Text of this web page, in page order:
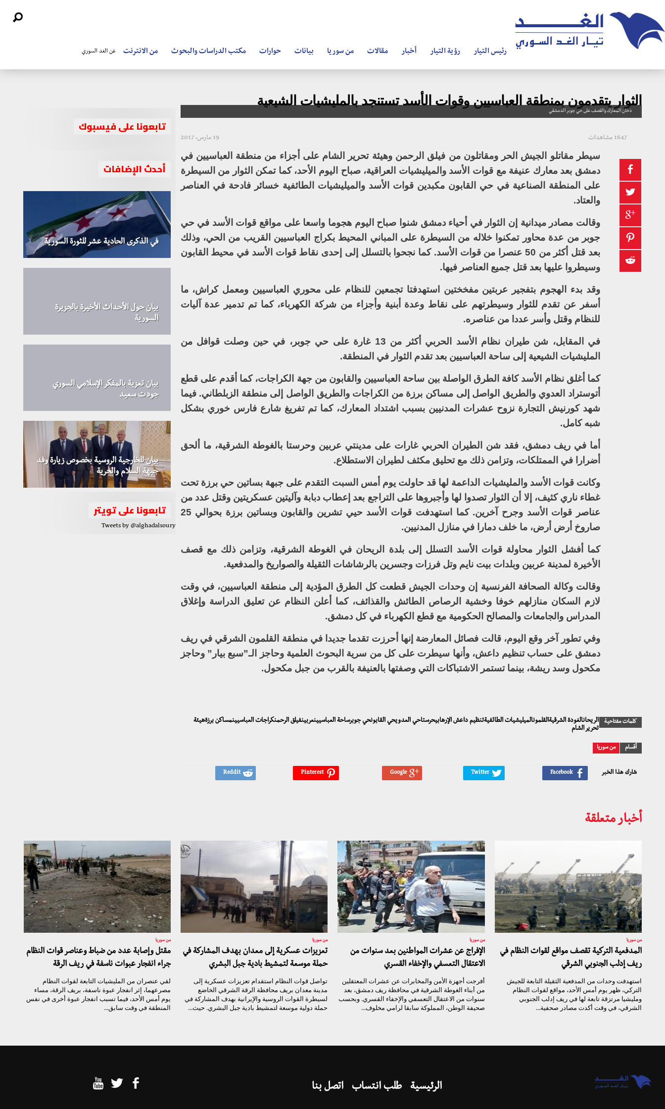
رئيس التيار رؤية التيار أخبار مقالات من سوريا بيانات حوارات مكتب الدراسات والبحوث من الانترنت عن الغد السوري
الثوار يتقدمون بمنطقة العباسيين وقوات الأسد تستنجد بالمليشيات الشيعية
دخان المعارك والقصف على حي جوبر الدمشقي
19 مارس، 2017 1647 مشاهدات
سيطر مقاتلو الجيش الحر ومقاتلون من فيلق الرحمن وهيئة تحرير الشام على أجزاء من منطقة العباسيين في
دمشق بعد معارك عنيفة مع قوات الأسد والميليشيات العراقية، صباح اليوم الأحد، كما تمكن الثوار من السيطرة
على المنطقة الصناعية في حي القابون مكبدين قوات الأسد والميليشيات الطائفية خسائر فادحة في العناصر
والعتاد.
وقالت مصادر ميدانية إن الثوار في أحياء دمشق شنوا صباح اليوم هجوما واسعا على مواقع قوات الأسد في حي
جوبر من عدة محاور تمكنوا خلاله من السيطرة على المباني المحيط بكراج العباسيين القريب من الحي، وذلك
بعد قتل أكثر من 50 عنصرا من قوات الأسد. كما نجحوا بالتسلل إلى إحدى نقاط قوات الأسد في محيط القابون
وسيطروا عليها بعد قتل جميع العناصر فيها.
وقد بدء الهجوم بتفجير عربتين مفخختين استهدفتا تجمعين للنظام على محوري العباسيين ومعمل كراش، ما
أسفر عن تقدم للثوار وسيطرتهم على نقاط وعدة أبنية وأجزاء من شركة الكهرباء، كما تم تدمير عدة آليات
للنظام وقتل وأسر عددا من عناصره.
في المقابل، شن طيران نظام الأسد الحربي أكثر من 13 غارة على حي جوبر، في حين وصلت قوافل من
المليشيات الشيعية إلى ساحة العباسيين بعد تقدم الثوار في المنطقة.
كما أغلق نظام الأسد كافة الطرق الواصلة بين ساحة العباسيين والقابون من جهة الكراجات، كما أقدم على قطع
أتوستراد العدوي والطريق الواصل إلى مساكن برزة من الكراجات والطريق الواصل إلى منطقة الزبلطاني. فيما
شهد كورنيش التجارة نزوح عشرات المدنيين بسبب اشتداد المعارك، كما تم تفريغ شارع فارس خوري بشكل
شبه كامل.
أما في ريف دمشق، فقد شن الطيران الحربي غارات على مدينتي عربين وحرستا بالغوطة الشرقية، ما ألحق
أضرارا في الممتلكات، وتزامن ذلك مع تحليق مكثف لطيران الاستطلاع.
وكانت قوات الأسد والمليشيات الداعمة لها قد حاولت يوم أمس السبت التقدم على جبهة بساتين حي برزة تحت
غطاء ناري كثيف، إلا أن الثوار تصدوا لها وأجبروها على التراجع بعد إعطاب دبابة وآليتين عسكريتين وقتل عدد من
عناصر قوات الأسد وجرح آخرين. كما استهدفت قوات الأسد حيي تشرين والقابون وبساتين برزة بحوالي 25
صاروخ أرض أرض، ما خلف دمارا في منازل المدنيين.
كما أفشل الثوار محاولة قوات الأسد التسلل إلى بلدة الريحان في الغوطة الشرقية، وتزامن ذلك مع قصف
الأخيرة لمدينة عربين وبلدات بيت نايم وتل فرزات وجسرين بالرشاشات الثقيلة والصواريخ والمدفعية.
وقالت وكالة الصحافة الفرنسية إن وحدات الجيش قطعت كل الطرق المؤدية إلى منطقة العباسيين، في وقت
لازم السكان منازلهم خوفا وخشية الرصاص الطائش والقذائف، كما أعلن النظام عن تعليق الدراسة وإغلاق
المدراس والجامعات والمصالح الحكومية مع قطع الكهرباء في كل دمشق.
وفي تطور آخر وقع اليوم، قالت فصائل المعارضة إنها أحرزت تقدما جديدا في منطقة القلمون الشرقي في ريف
دمشق على حساب تنظيم داعش، وأنها سيطرت على كل من سرية البحوث العلمية وحاجز الـ”سبع بيار” وحاجز
مكحول وسد ريشة، بينما تستمر الاشتباكات التي وصفتها بالعنيفة بالقرب من جبل مكحول.
كلمات مفتاحية
الريحانالغودة الشرقيةالقلمونالميليشيات الطائفيةتنظيم داعش الإرهابيحرستاحي العدويحي القابونحي جوبرساحة العباسيينعربينفيلق الرحمنكراجات العباسيينمساكن برزةهيئة
تحرير الشام
أقسام من سوريا
شارك هذا الخبر
تابعونا على فيسبوك
أحدث الإضافات
في الذكرى الحادية عشر للثورة السورية
بيان حول الأحداث الأخيرة بالجزيرة
السورية
بيان تعزية بالمفكر الإسلامي السوري
جودت سعيد
بيان للخارجية الروسية بخصوص زيارة وفد
جبهة السلام والحرية
تابعونا على تويتر
Tweets by @alghadalsoury
أخبار متعلقة
من سوريا
المدفعية التركية تقصف مواقع لقوات النظام في
ريف إدلب الجنوبي الشرقي
استهدفت وحدات من المدفعية الثقيلة التابعة للجيش
التركي، ظهر يوم أمس الأحد، مواقع لقوات النظام
ومليشيا مرتزقة تابعة لها في ريف إدلب الجنوبي
الشرقي، في وقت أكدت مصادر صحفية...
من سوريا
الإفراج عن عشرات المواطنين بعد سنوات من
الاعتقال التعسفي والإخفاء القسري
أفرجت أجهزة الأمن والمخابرات عن عشرات المعتقلين
من أبناء الغوطة الشرقية في محافظة ريف دمشق، بعد
سنوات من الاعتقال التعسفي والإخفاء القسري. وبحسب
صحيفة الوطن، المملوكة سابقا لرامي مخلوف...
من سوريا
تعزيزات عسكرية إلى معدان بهدف المشاركة في
حملة موسعة لتمشيط بادية جبل البشري
تواصل قوات النظام استقدام تعزيزات عسكرية إلى
مدينة معدان بريف محافظة الرقة الشرقي الخاضع
لسيطرة القوات الروسية والإيرانية بهدف المشاركة في
حملة دولية موسعة لتمشيط بادية جبل البشري. حيث...
من سوريا
مقتل وإصابة عدد من ضباط وعناصر قوات النظام
جراء انفجار عبوات ناسفة في ريف الرقة
لقي عنصران من المليشيات التابعة لقوات النظام
مصرعهما، إثر انفجار عبوة ناسفة، بريف الرقة، مساء
يوم أمس الأحد، فيما تسبب انفجار عبوة أخرى في نفس
المنطقة في وقت سابق...
الرئيسية طلب انتساب اتصل بنا